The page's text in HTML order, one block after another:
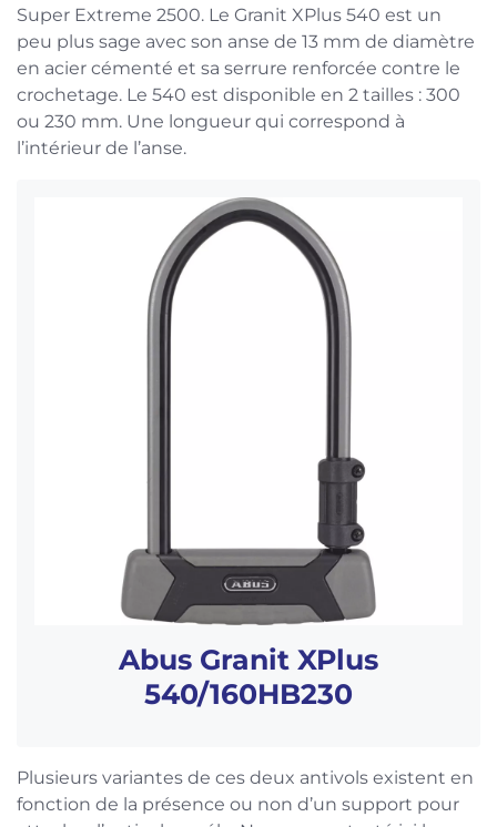
Super Extreme 2500. Le Granit XPlus 540 est un
peu plus sage avec son anse de 13 mm de diamètre
en acier cémenté et sa serrure renforcée contre le
crochetage. Le 540 est disponible en 2 tailles : 300
ou 230 mm. Une longueur qui correspond à
l’intérieur de l’anse.
Abus Granit XPlus
540/160HB230
Plusieurs variantes de ces deux antivols existent en
fonction de la présence ou non d’un support pour